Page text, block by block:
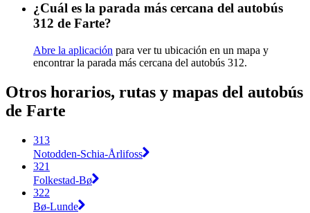
¿Cuál es la parada más cercana del autobús
312 de Farte?
Abre la aplicación para ver tu ubicación en un mapa y
encontrar la parada más cercana del autobús 312.
Otros horarios, rutas y mapas del autobús
de Farte
313
Notodden-Schia-Årlifoss
321
Folkestad-Bø
322
Bø-Lunde